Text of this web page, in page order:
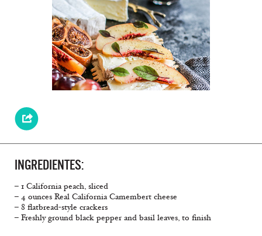
INGREDIENTES:
– 1 California peach, sliced
– 4 ounces Real California Camembert cheese
– 8 flatbread-style crackers
– Freshly ground black pepper and basil leaves, to finish